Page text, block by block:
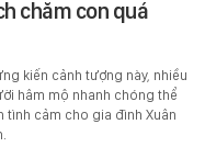
chăm con quá
kiến cảnh tượng này, nhiều
hâm mộ nhanh chóng thể
tình cảm cho gia đình Xuân